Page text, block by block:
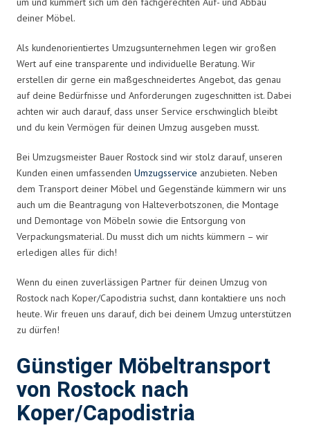
deiner Möbel.
Als kundenorientiertes Umzugsunternehmen legen wir großen
Wert auf eine transparente und individuelle Beratung. Wir
erstellen dir gerne ein maßgeschneidertes Angebot, das genau
auf deine Bedürfnisse und Anforderungen zugeschnitten ist. Dabei
achten wir auch darauf, dass unser Service erschwinglich bleibt
und du kein Vermögen für deinen Umzug ausgeben musst.
Bei Umzugsmeister Bauer Rostock sind wir stolz darauf, unseren
Kunden einen umfassenden Umzugsservice anzubieten. Neben
dem Transport deiner Möbel und Gegenstände kümmern wir uns
auch um die Beantragung von Halteverbotszonen, die Montage
und Demontage von Möbeln sowie die Entsorgung von
Verpackungsmaterial. Du musst dich um nichts kümmern – wir
erledigen alles für dich!
Wenn du einen zuverlässigen Partner für deinen Umzug von
Rostock nach Koper/Capodistria suchst, dann kontaktiere uns noch
heute. Wir freuen uns darauf, dich bei deinem Umzug unterstützen
zu dürfen!
Günstiger Möbeltransport
von Rostock nach
Koper/Capodistria